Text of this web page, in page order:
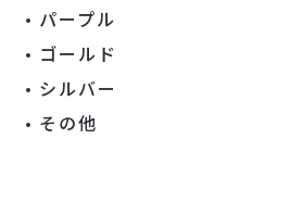
パープル
ゴールド
シルバー
その他